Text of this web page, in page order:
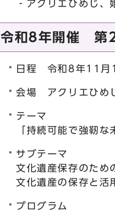
‐アクリエひめじ、
令和8年開催 第
日程 令和8年11月
会場 アクリエひめ
テーマ
「持続可能で強靭な
サブテーマ
文化遺産保存のため
文化遺産の保存と活
プログラム